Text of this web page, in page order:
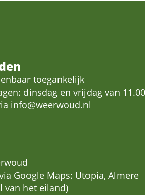
toegankelijk
dinsdag en vrijdag van
info@weerwoud.nl
Google Maps: Utopia, Almere
van het eiland)